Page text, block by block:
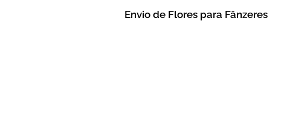
Envio de Flores para Fânzeres